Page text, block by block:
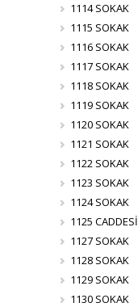
1114 SOKAK
1115 SOKAK
1116 SOKAK
1117 SOKAK
1118 SOKAK
1119 SOKAK
1120 SOKAK
1121 SOKAK
1122 SOKAK
1123 SOKAK
1124 SOKAK
1125 CADDESİ
1127 SOKAK
1128 SOKAK
1129 SOKAK
1130 SOKAK